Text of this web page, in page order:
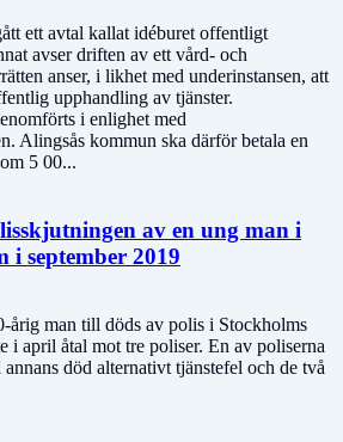
ett avtal kallat idéburet offentligt
avser driften av ett vård- och
anser, i likhet med underinstansen, att
upphandling av tjänster.
i enlighet med
Alingsås kommun ska därför betala en
5 00...
av en ung man i
i september 2019
årig man till döds av polis i Stockholms
i april åtal mot tre poliser. En av poliserna
död alternativt tjänstefel och de två